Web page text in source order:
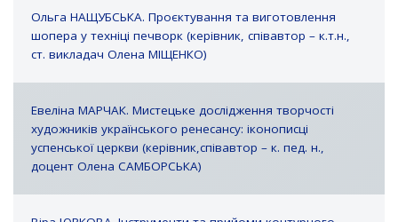
Ольга НАЩУБСЬКА. Проєктування та виготовлення
шопера у техніці печворк (керівник, співавтор – к.т.н.,
ст. викладач Олена МІЩЕНКО)
Евеліна МАРЧАК. Мистецьке дослідження творчості
художників українського ренесансу: іконописці
успенської церкви (керівник,співавтор – к. пед. н.,
доцент Олена САМБОРСЬКА)